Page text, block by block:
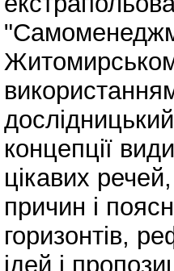
концепції
цікавих
причин і
горизонтів,
ідей і